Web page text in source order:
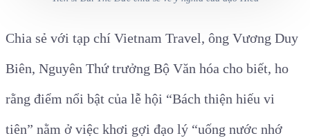
Chia sẻ với tạp chí Vietnam Travel, ông Vương Duy
Biên, Nguyên Thứ trưởng Bộ Văn hóa cho biết, ho
rằng điểm nổi bật của lễ hội “Bách thiện hiếu vi
tiên” nằm ở việc khơi gợi đạo lý “uống nước nhớ